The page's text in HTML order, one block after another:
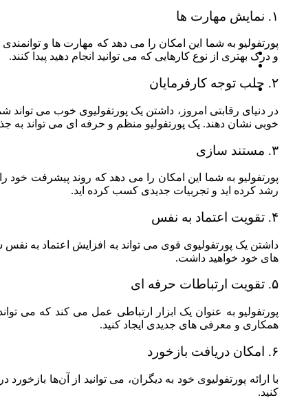
بازاریابی شبکه‌های اجتماعی
مدیریت صفحات اجتماعی
اینفلوانسر مارکتینگ
تبلیغات در شبکه های اجتماعی
مشاهده صفحه خدمات طراحی سایت
طراحی گرافیک
طراحی کارت ویزیت
طراحی لوگو
طراحی کاراکتر
طراحی استند
طراحی کاتالوگ
۱. نمایش مهارت‌ ها
پورتفولیو به شما این امکان را می‌ دهد که مهارت‌ ها و
و درک بهتری از نوع کارهایی که می‌ توانید انجام دهید پیدا کنند.
۲. جلب توجه کارفرمایان
در دنیای رقابتی امروز، داشتن یک پورتفولیوی خوب می‌ تواند
خوبی نشان دهند. یک پورتفولیو منظم و حرفه‌ ای می‌ تواند به
۳. مستند سازی
پورتفولیو به شما این امکان را می‌ دهد که روند پیشرفت خود
رشد کرده‌ اید و تجربیات جدیدی کسب کرده‌ اید.
۴. تقویت اعتماد به‌ نفس
داشتن یک پورتفولیوی قوی می‌ تواند به افزایش اعتماد به‌
های خود خواهید داشت.
۵. تقویت ارتباطات حرفه ای
پورتفولیو به‌ عنوان یک ابزار ارتباطی عمل می‌ کند که می‌
همکاری و معرفی‌ های جدیدی ایجاد کنید.
۶. امکان دریافت بازخورد
با ارائه پورتفولیوی خود به دیگران، می‌ توانید از آن‌ها
کنید.